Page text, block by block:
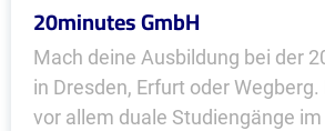
20minutes GmbH
Mach deine Ausbildung bei der
in Dresden, Erfurt oder
vor allem duale Studiengänge